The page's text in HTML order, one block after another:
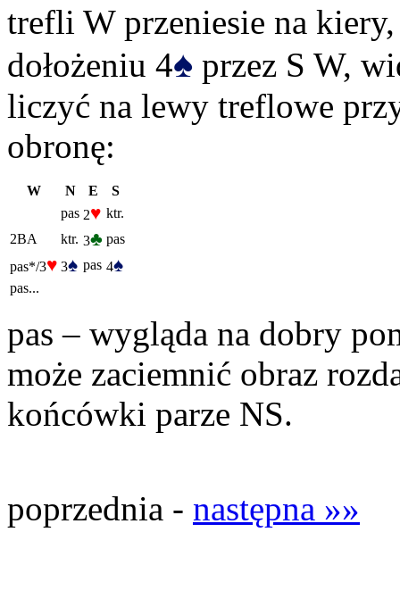
trefli W przeniesie na
dołożeniu 4♠ przez S W,
liczyć na lewy treflowe
obronę:
W N E
S
pas 2♥ ktr.
2BA
ktr. 3♣ pas
pas*/3♥ 3♠ pas 4♠
pas...
pas – wygląda na dobry
może zaciemnić obraz
końcówki parze NS.
poprzednia - następna »»